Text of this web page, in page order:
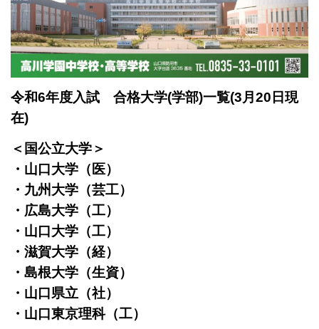
令和6年度入試 合格大学(学部)一覧(3月20日現
在)
＜国公立大学＞
・山口大学（医）
・九州大学（芸工）
・広島大学（工）
・山口大学（工）
・滋賀大学（経）
・島根大学（生資）
・山口県立（社）
・山口東京理科（工）